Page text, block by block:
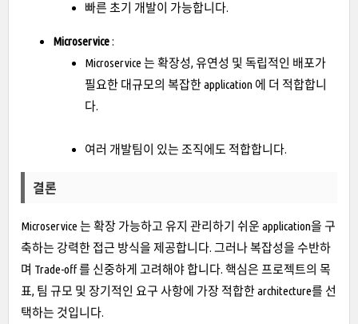
빠른 초기 개발이 가능합니다.
Microservice:
Microservice 는 확장성, 유연성 및 독립적인 배포가
필요한 대규모의 복잡한 application 에 더 적합합니
다.
여러 개발팀이 있는 조직에도 적합합니다.
결론
Microservice 는 확장 가능하고 유지 관리하기 쉬운 application을 구
축하는 강력한 접근 방식을 제공합니다. 그러나 복잡성을 수반하
며 Trade-off 를 신중하게 고려해야 합니다. 핵심은 프로젝트의 목
표, 팀 규모 및 장기적인 요구 사항에 가장 적합한 architecture를 선
택하는 것입니다.